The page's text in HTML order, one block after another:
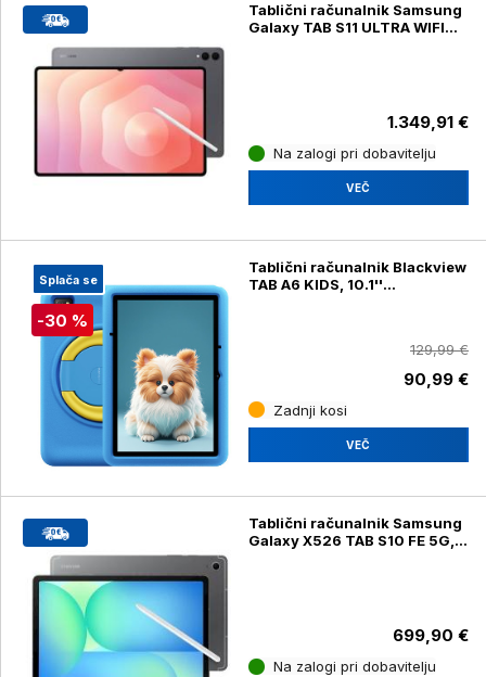
Tablični računalnik Samsung
Galaxy TAB S11 ULTRA WIFI
1.349,91 €
Na zalogi pri dobavitelju
VEČ
Splača se
-30 %
Tablični računalnik Blackview
TAB A6 KIDS, 10.1''
zvočniki, ovitek, modra (Tab
129,99 €
90,99 €
Zadnji kosi
VEČ
Tablični računalnik Samsung
Galaxy X526 TAB S10 FE 5G,
699,90 €
Na zalogi pri dobavitelju